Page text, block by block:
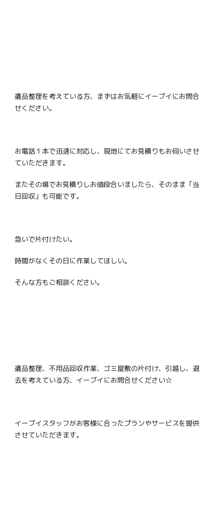
遺品整理を考えている方、まずはお気軽にイーブイにお問合
せください。
お電話１本で迅速に対応し、現地にてお見積りもお伺いさせ
ていただきます。
またその場でお見積りしお値段合いましたら、そのまま「当
日回収」も可能です。
急いで片付けたい。
時間がなくその日に作業してほしい。
そんな方もご相談ください。
遺品整理、不用品回収作業、ゴミ屋敷の片付け、引越し、退
去を考えている方、イーブイにお問合せください☆
イーブイスタッフがお客様に合ったプランやサービスを提供
させていただきます。